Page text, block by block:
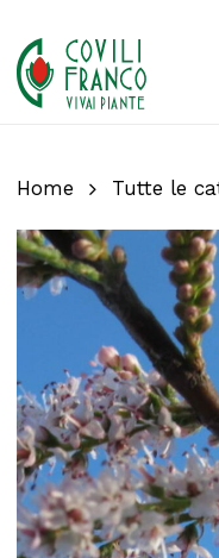
main
content
Carrello
Home Tutte le